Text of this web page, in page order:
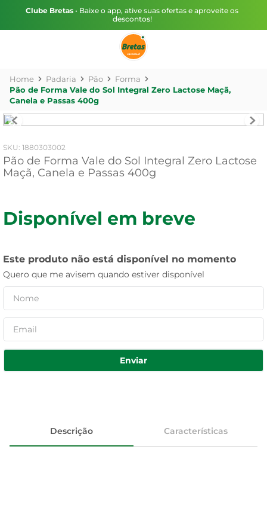
Clube Bretas • Baixe o app, ative suas ofertas e aproveite os
descontos!
Padaria Pão
Forma
Pão de Forma Vale do Sol Integral Zero Lactose Maçã,
Canela e Passas 400g
: 1880303002
Pão de Forma Vale do Sol Integral Zero Lactose
Maçã, Canela e Passas 400g
Disponível em breve
Este produto não está disponível no momento
Quero que me avisem quando estiver disponível
Enviar
Descrição Características